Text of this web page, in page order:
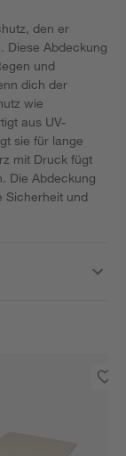
den er
Diese Abdeckung
und
dich der
wie
aus UV-
sie für lange
mit Druck fügt
Die Abdeckung
Sicherheit und